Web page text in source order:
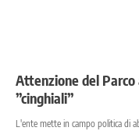
Attenzione del
”cinghiali”
L'ente mette in campo politica di